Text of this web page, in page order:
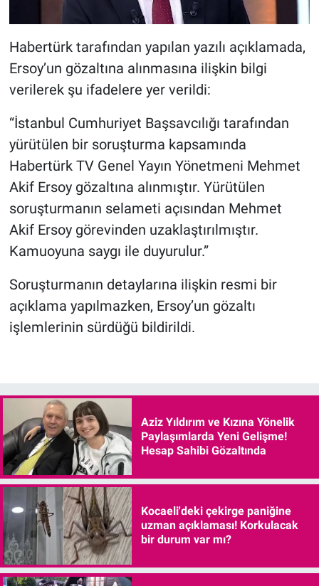
Habertürk tarafından yapılan yazılı açıklamada,
Ersoy’un gözaltına alınmasına ilişkin bilgi
verilerek şu ifadelere yer verildi:
“İstanbul Cumhuriyet Başsavcılığı tarafından
yürütülen bir soruşturma kapsamında
Habertürk TV Genel Yayın Yönetmeni Mehmet
Akif Ersoy gözaltına alınmıştır. Yürütülen
soruşturmanın selameti açısından Mehmet
Akif Ersoy görevinden uzaklaştırılmıştır.
Kamuoyuna saygı ile duyurulur.”
Soruşturmanın detaylarına ilişkin resmi bir
açıklama yapılmazken, Ersoy’un gözaltı
işlemlerinin sürdüğü bildirildi.
Aziz Yıldırım ve Kızına Yönelik
Paylaşımlarda Yeni Gelişme!
Hesap Sahibi Gözaltında
Kocaeli'deki çekirge paniğine
uzman açıklaması! Korkulacak
bir durum var mı?